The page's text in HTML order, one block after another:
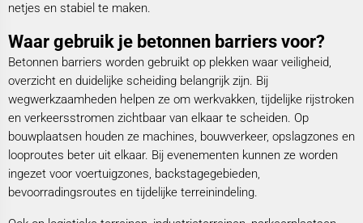
netjes en stabiel te maken.
Waar gebruik je betonnen barriers voor?
Betonnen barriers worden gebruikt op plekken waar veiligheid,
overzicht en duidelijke scheiding belangrijk zijn. Bij
wegwerkzaamheden helpen ze om werkvakken, tijdelijke rijstroken
en verkeersstromen zichtbaar van elkaar te scheiden. Op
bouwplaatsen houden ze machines, bouwverkeer, opslagzones en
looproutes beter uit elkaar. Bij evenementen kunnen ze worden
ingezet voor voertuigzones, backstagegebieden,
bevoorradingsroutes en tijdelijke terreinindeling.